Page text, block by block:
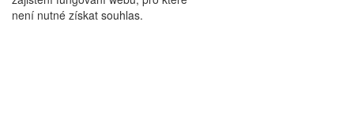
není nutné získat souhlas.